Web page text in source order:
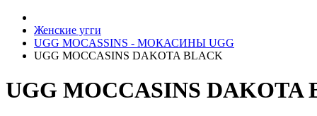
Женские угги
UGG MOCASSINS - МОКАСИНЫ UGG
UGG MOCCASINS DAKOTA BLACK
UGG MOCCASINS DAKOTA